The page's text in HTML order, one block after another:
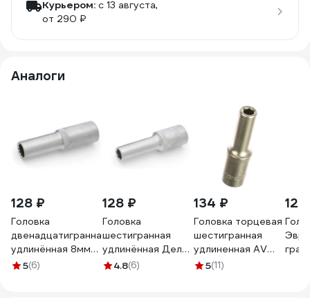
Курьером: c 13 августа,
от 290 ₽
Аналоги
128 ₽
Головка
двенадцатигранная
удлинённая 8мм
1/2" Дело Техники
5(6)
128 ₽
Головка
шестигранная
удлинённая Дело
Техники 8мм 1/2"
4.8(6)
134 ₽
Головка торцевая
шестигранная
удлиненная AV
Steel (8 мм; 1/2)
5(11)